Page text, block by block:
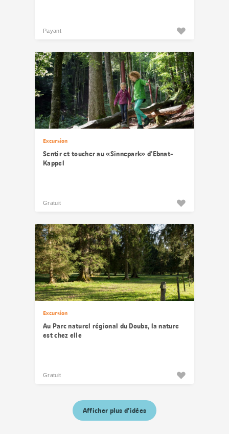
Payant
Excursion
Sentir et toucher au «Sinnepark» d’Ebnat-
Kappel
Gratuit
Excursion
Au Parc naturel régional du Doubs, la nature
est chez elle
Gratuit
Afficher plus d’idées